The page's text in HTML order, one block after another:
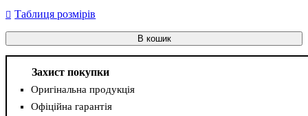
Таблиця розмірів
В кошик
Захист покупки
Оригінальна продукція
Офіційна гарантія